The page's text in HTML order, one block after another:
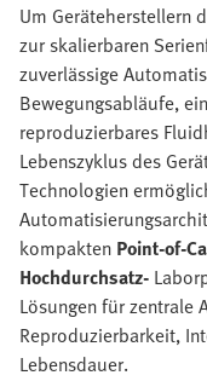
Um Geräteherstellern
zur skalierbaren
zuverlässige
Bewegungsabläufe,
reproduzierbares
Lebenszyklus des
Technologien
kompakten Point-of-
Hochdurchsatz-
Lösungen für zentrale
Reproduzierbarkeit,
Lebensdauer.